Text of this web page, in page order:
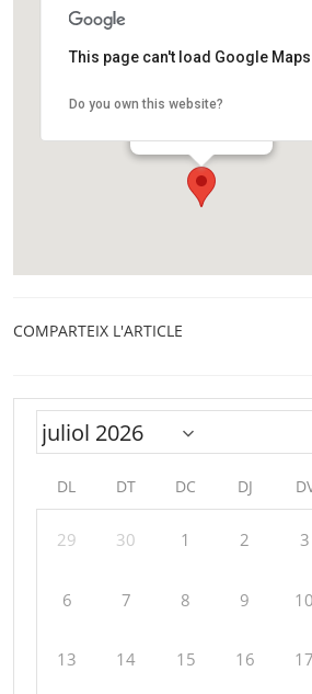
Fundació CRAM
Passeig de la platja 30
This page can't load Google
Do you own this website?
COMPARTEIX L'ARTICLE
DL DT DC DJ
29 30 1 2 3
6 7 8 9 10
13 14 15 16 17